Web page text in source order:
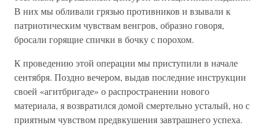
В них мы обливали грязью противников и взывали к
патриотическим чувствам венгров, образно говоря,
бросали горящие спички в бочку с порохом.
К проведению этой операции мы приступили в начале
сентября. Поздно вечером, выдав последние инструкции
своей «агитбригаде» о распространении нового
материала, я возвратился домой смертельно усталый, но с
приятным чувством предвкушения завтрашнего успеха.